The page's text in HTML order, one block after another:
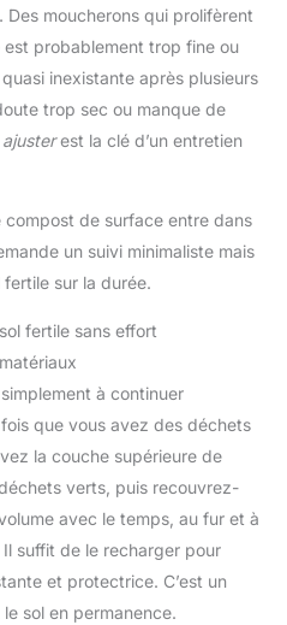
moucherons qui prolifèrent
probablement trop fine ou
inexistante après plusieurs
trop sec ou manque de
est la clé d’un entretien
compost de surface entre dans
un suivi minimaliste mais
sur la durée.
fertile sans effort
à continuer
que vous avez des déchets
la couche supérieure de
verts, puis recouvrez-
avec le temps, au fur et à
suffit de le recharger pour
et protectrice. C’est un
sol en permanence.